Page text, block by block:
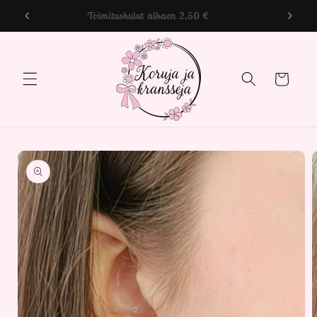
siirry
sisältöön
Toimituskulut alkaen 2,50 €
Ostoskori
Siirry
tuotetietoihin